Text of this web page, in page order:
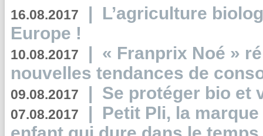
16.08.2017 | L’agriculture
Europe !
10.08.2017 | « Franprix Noé »
nouvelles tendances de
09.08.2017 | Se protéger bio et
07.08.2017 | Petit Pli, la